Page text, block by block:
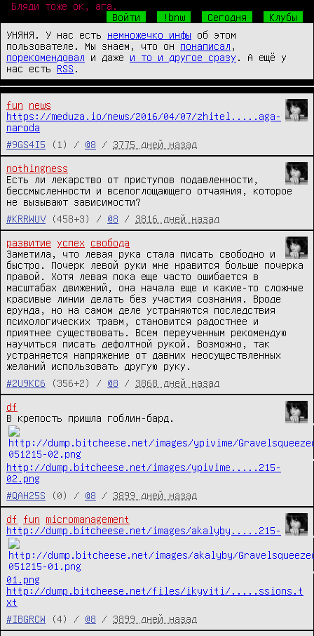
Бляди тоже ок, ага.
Войти
!bnw Сегодня
Клубы
УНЯНЯ. У нас есть немножечко инфы об этом
пользователе. Мы знаем, что он понаписал
порекомендовал и даже и то и другое сразу . А ещё у
нас есть RSS
fun
news
https://meduza.io/news/2016/04/07/zhitel.....aga-
naroda
#9GS4I5
(1) / @8 / 3775 дней назад
nothingness
Есть ли лекарство от приступов подавленности,
бессмысленности и всепоглощающего отчаяния, которое
не вызывают зависимости?
#KRRWUV
(458+3) / @8 / 3816 дней назад
развитие успех
свобода
Заметила, что левая рука стала писать свободно и
быстро. Почерк левой руки мне нравится больше почерка
правой. Хотя левая пока еще часто ошибается в
масштабах движений, она начала еще и какие-то сложные
красивые линии делать без участия сознания. Вроде
ерунда, но на самом деле устраняются последствия
психологических травм, становится радостнее и
приятнее существовать. Всем переученным рекомендую
научиться писать дефолтной рукой. Возможно, так
устраняется напряжение от давних неосуществленных
желаний использовать другую руку.
#2U9KC6
(356+2) / @8 / 3868 дней назад
df
http://dump.bitcheese.net/images/ypivime.....215-
02.png
#QAH25S
(0) / @8 / 3899 дней назад
df fun
micromanagement
http://dump.bitcheese.net/images/akalyby.....215-
01.png
http://dump.bitcheese.net/files/ikyviti/.....ssions.t
xt
#IBGRCW
(4) / @8 / 3899 дней назад